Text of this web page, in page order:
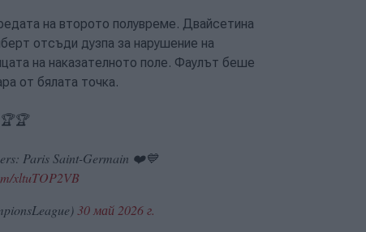
на второто полувреме. Двайсетина
отсъди дузпа за нарушение на
на наказателното поле. Фаулът беше
от бялата точка.
🏆🏆
Paris Saint-Germain ❤️💙
xltuTOP2VB
30 май 2026 г.